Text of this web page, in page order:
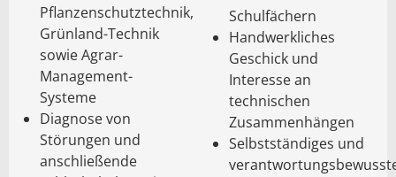
Pflanzenschutztechnik,
Grünland-Technik
sowie Agrar-
Management-
Systeme
Diagnose von
Störungen und
anschließende
Schulfächern
Handwerkliches
Geschick und
Interesse an
technischen
Zusammenhängen
Selbstständiges und